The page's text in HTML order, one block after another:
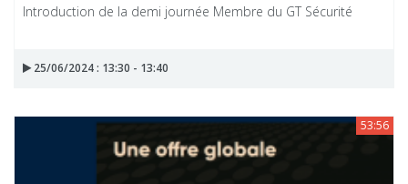
Introduction de la demi journée Membre du GT Sécurité
25/06/2024 : 13:30 - 13:40
53:56